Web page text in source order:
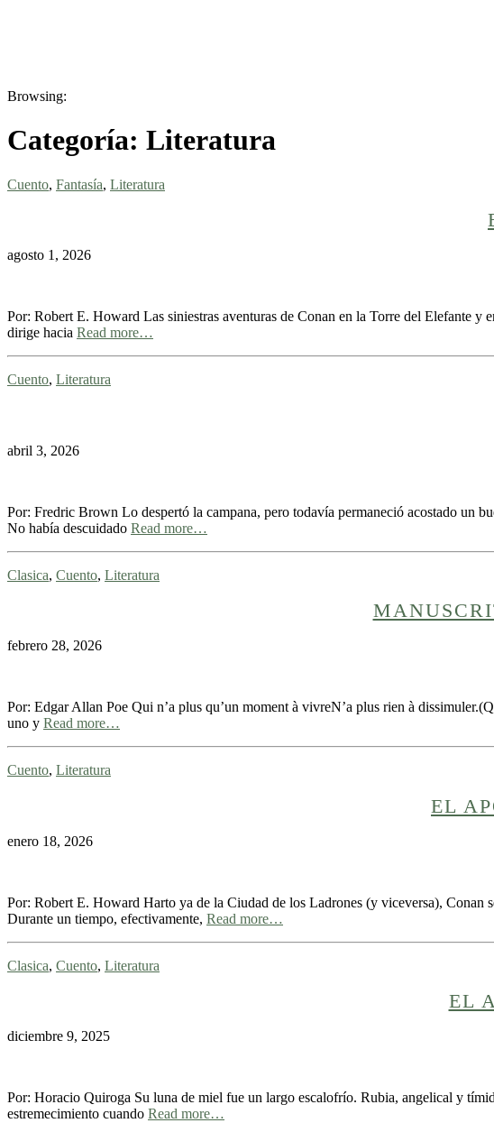
Browsing:
Categoría: Literatura
Cuento, Fantasía, Literatura
agosto 1, 2026
Por: Robert E. Howard Las siniestras aventuras de Conan en la Torre del Elefante y
dirige hacia Read more…
Cuento, Literatura
abril 3, 2026
Por: Fredric Brown Lo despertó la campana, pero todavía permaneció acostado un
No había descuidado Read more…
Clasica, Cuento, Literatura
febrero 28, 2026
Por: Edgar Allan Poe Qui n’a plus qu’un moment à vivreN’a plus rien à
uno y Read more…
Cuento, Literatura
EL
enero 18, 2026
Por: Robert E. Howard Harto ya de la Ciudad de los Ladrones (y viceversa), Conan
Durante un tiempo, efectivamente, Read more…
Clasica, Cuento, Literatura
EL
diciembre 9, 2025
Por: Horacio Quiroga Su luna de miel fue un largo escalofrío. Rubia, angelical y
estremecimiento cuando Read more…